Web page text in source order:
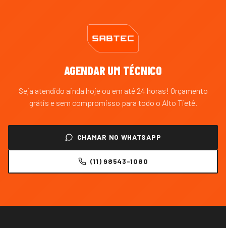
AGENDAR UM TÉCNICO
Seja atendido ainda hoje ou em até 24 horas! Orçamento
grátis e sem compromisso para todo o Alto Tietê.
CHAMAR NO WHATSAPP
(11) 98543-1080